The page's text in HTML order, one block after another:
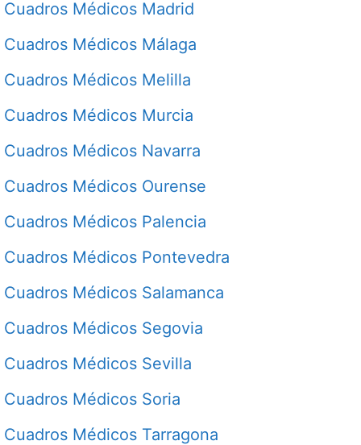
Cuadros Médicos Madrid
Cuadros Médicos Málaga
Cuadros Médicos Melilla
Cuadros Médicos Murcia
Cuadros Médicos Navarra
Cuadros Médicos Ourense
Cuadros Médicos Palencia
Cuadros Médicos Pontevedra
Cuadros Médicos Salamanca
Cuadros Médicos Segovia
Cuadros Médicos Sevilla
Cuadros Médicos Soria
Cuadros Médicos Tarragona